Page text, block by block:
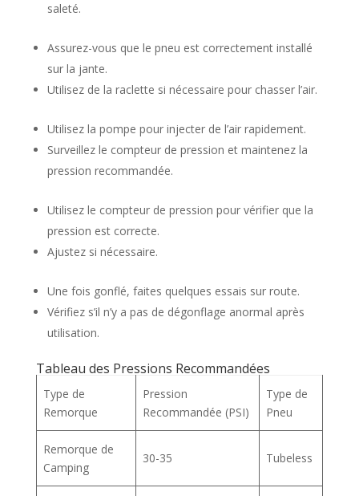
saleté.
Assurez-vous que le pneu est correctement installé
sur la jante.
Utilisez de la raclette si nécessaire pour chasser l’air.
Utilisez la pompe pour injecter de l’air rapidement.
Surveillez le compteur de pression et maintenez la
pression recommandée.
Utilisez le compteur de pression pour vérifier que la
pression est correcte.
Ajustez si nécessaire.
Une fois gonflé, faites quelques essais sur route.
Vérifiez s’il n’y a pas de dégonflage anormal après
utilisation.
Tableau des Pressions Recommandées
Type de
Remorque
Pression
Recommandée (PSI)
Type de
Pneu
Remorque de
Camping
30-35 Tubeless